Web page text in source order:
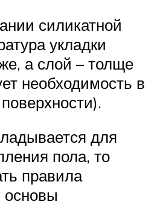
силикатной
укладки
а слой – толще
необходимость в
для
пола, то
правила
основы